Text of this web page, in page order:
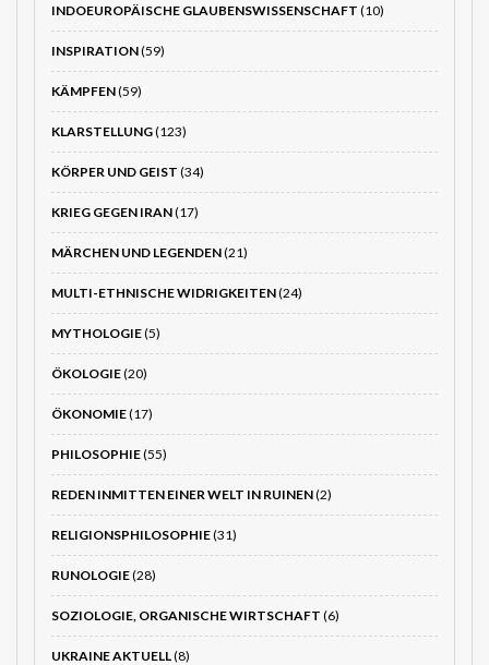
INDOEUROPÄISCHE GLAUBENSWISSENSCHAFT (10)
INSPIRATION(59)
KÄMPFEN(59)
KLARSTELLUNG(123)
KÖRPER UND GEIST (34)
KRIEG GEGEN IRAN(17)
MÄRCHEN UND LEGENDEN(21)
MULTI-ETHNISCHE WIDRIGKEITEN(24)
MYTHOLOGIE(5)
ÖKOLOGIE(20)
ÖKONOMIE(17)
PHILOSOPHIE(55)
REDEN INMITTEN EINER WELT IN RUINEN(2)
RELIGIONSPHILOSOPHIE(31)
RUNOLOGIE(28)
SOZIOLOGIE, ORGANISCHE WIRTSCHAFT (6)
UKRAINE AKTUELL(8)